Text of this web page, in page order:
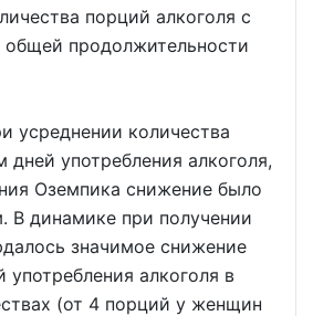
порций алкоголя с
общей продолжительности
усреднении количества
дней употребления алкоголя,
Оземпика снижение было
В динамике при получении
значимое снижение
употребления алкоголя в
(от 4 порций у женщин